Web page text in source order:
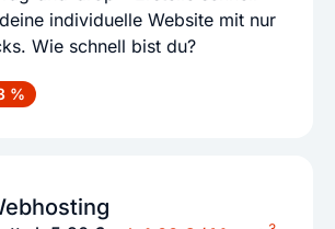
individuelle Website mit nur
Wie schnell bist du?
%